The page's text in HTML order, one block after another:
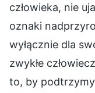
człowieka, nie
oznaki
wyłącznie dla
zwykłe
to, by